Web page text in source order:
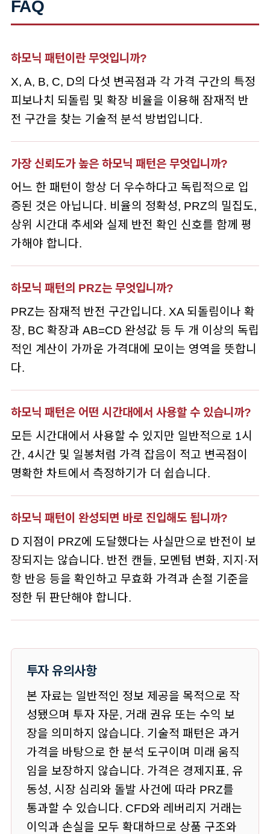
FAQ
하모닉 패턴이란 무엇입니까?
X, A, B, C, D의 다섯 변곡점과 각 가격 구간의 특정
피보나치 되돌림 및 확장 비율을 이용해 잠재적 반
전 구간을 찾는 기술적 분석 방법입니다.
가장 신뢰도가 높은 하모닉 패턴은 무엇입니까?
어느 한 패턴이 항상 더 우수하다고 독립적으로 입
증된 것은 아닙니다. 비율의 정확성, PRZ의 밀집도,
상위 시간대 추세와 실제 반전 확인 신호를 함께 평
가해야 합니다.
하모닉 패턴의 PRZ는 무엇입니까?
PRZ는 잠재적 반전 구간입니다. XA 되돌림이나 확
장, BC 확장과 AB=CD 완성값 등 두 개 이상의 독립
적인 계산이 가까운 가격대에 모이는 영역을 뜻합니
다.
하모닉 패턴은 어떤 시간대에서 사용할 수 있습니까?
모든 시간대에서 사용할 수 있지만 일반적으로 1시
간, 4시간 및 일봉처럼 가격 잡음이 적고 변곡점이
명확한 차트에서 측정하기가 더 쉽습니다.
하모닉 패턴이 완성되면 바로 진입해도 됩니까?
D 지점이 PRZ에 도달했다는 사실만으로 반전이 보
장되지는 않습니다. 반전 캔들, 모멘텀 변화, 지지·저
항 반응 등을 확인하고 무효화 가격과 손절 기준을
정한 뒤 판단해야 합니다.
투자 유의사항
본 자료는 일반적인 정보 제공을 목적으로 작
성됐으며 투자 자문, 거래 권유 또는 수익 보
장을 의미하지 않습니다. 기술적 패턴은 과거
가격을 바탕으로 한 분석 도구이며 미래 움직
임을 보장하지 않습니다. 가격은 경제지표, 유
동성, 시장 심리와 돌발 사건에 따라 PRZ를
통과할 수 있습니다. CFD와 레버리지 거래는
이익과 손실을 모두 확대하므로 상품 구조와